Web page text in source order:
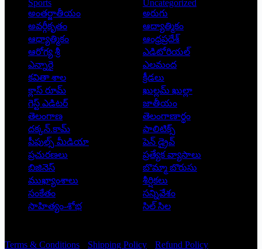
Sports
Uncategorized
అంతర్జాతీయం
అరుగు
అవర్గీకృతం
ఆద్యాత్మికం
ఆధ్యాత్మికం
ఆంధ్రప్రదేశ్
ఆరోగ్య శ్రీ
ఎడిటోరియల్
ఎన్నారై
ఎలమంద
కవితా శాల
క్రీడలు
క్లాస్ రూమ్
ఖుల్లమ్ ఖుల్లా
గెస్ట్ ఎడిటర్
జాతీయం
తెలంగాణ
తెలంగాణార్థం
దక్కన్.కామ్
పాలిటిక్స్
పీపుల్స్ ‌మీడియా
పెన్ డ్రైవ్
ప్రచురణలు
ప్రత్యేక వ్యాసాలు
బిజినెస్
బొమ్మా బొరుసు
ముఖ్యాంశాలు
శీర్షికలు
సంకేతం
సన్నివేశం
సాహిత్యం-శోభ
సిల్ సిల
Terms & Conditions Shipping Policy Refund Policy